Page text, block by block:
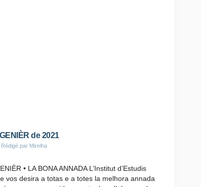
de 2021
, Rédigé par Mirelha
• LA BONA ANNADA L’Institut d’Estudis
vos desira a totas e a totes la melhora annada